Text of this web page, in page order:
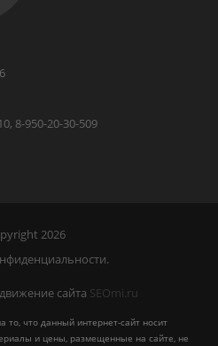
8-950-20-30-509
2026
сайта SEOmi.ru
что данный интернет-сайт носит
и цены, размещенные на сайте, не